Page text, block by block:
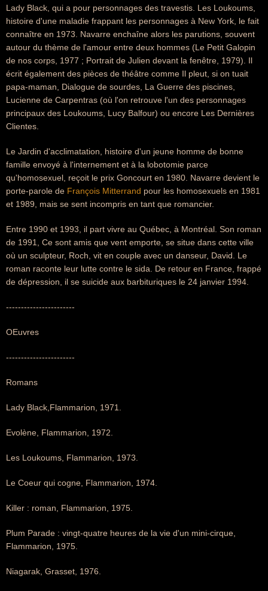
Lady Black, qui a pour personnages des travestis. Les Loukoums,
histoire d'une maladie frappant les personnages à New York, le fait
connaître en 1973. Navarre enchaîne alors les parutions, souvent
autour du thème de l'amour entre deux hommes (Le Petit Galopin
de nos corps, 1977 ; Portrait de Julien devant la fenêtre, 1979). Il
écrit également des pièces de théâtre comme Il pleut, si on tuait
papa-maman, Dialogue de sourdes, La Guerre des piscines,
Lucienne de Carpentras (où l'on retrouve l'un des personnages
principaux des Loukoums, Lucy Balfour) ou encore Les Dernières
Clientes.
Le Jardin d'acclimatation, histoire d'un jeune homme de bonne
famille envoyé à l'internement et à la lobotomie parce
qu'homosexuel, reçoit le prix Goncourt en 1980. Navarre devient le
porte-parole de François Mitterrand pour les homosexuels en 1981
et 1989, mais se sent incompris en tant que romancier.
Entre 1990 et 1993, il part vivre au Québec, à Montréal. Son roman
de 1991, Ce sont amis que vent emporte, se situe dans cette ville
où un sculpteur, Roch, vit en couple avec un danseur, David. Le
roman raconte leur lutte contre le sida. De retour en France, frappé
de dépression, il se suicide aux barbituriques le 24 janvier 1994.
-----------------------
OEuvres
-----------------------
Romans
Lady Black,Flammarion, 1971.
Evolène, Flammarion, 1972.
Les Loukoums, Flammarion, 1973.
Le Coeur qui cogne, Flammarion, 1974.
Killer : roman, Flammarion, 1975.
Plum Parade : vingt-quatre heures de la vie d'un mini-cirque,
Flammarion, 1975.
Niagarak, Grasset, 1976.